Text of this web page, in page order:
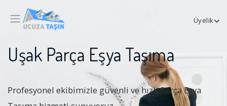
Üyelik
Uşak Parça Eşya Taşıma
Profesyonel ekibimizle güvenli ve hızlı Parça Eşya